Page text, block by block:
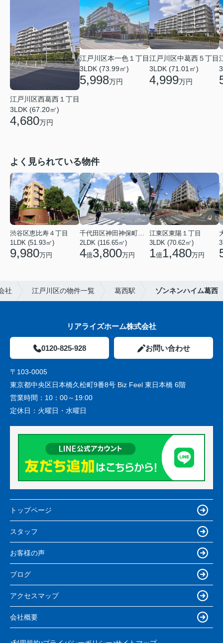
江戸川区西葛西１丁目
3LDK (67.20㎡)
4,680万円
江戸川区本一色１丁目
3LDK (73.99㎡)
5,998万円
江戸川区中葛西５丁目
3LDK (71.01㎡)
4,999万円
よく見られている物件
渋谷区恵比寿４丁目
1LDK (51.93㎡)
9,980万円
2LDK (116.65㎡)
4億3,800万円
江東区東陽１丁目
3LDK (70.62㎡)
1億1,480万円
社 江戸川区の物件一覧 葛西駅 ゾンネンハイム葛西
リアライズホーム株式会社
0120-825-928 お問い合わせ
〒103-0005
東京都中央区日本橋久松町9番8号 Biz Feel 東日本橋 6階
営業時間： 10：00～19:00
定休日： 火曜日・水曜日
トップページ
スタッフ
お客様の声
ブログ
アクセスマップ
会社概要